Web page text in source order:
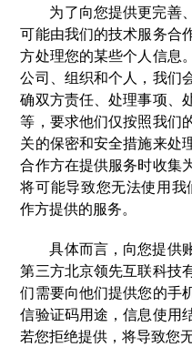
为了向您提供更完善
可能由我们的技术服务合
方处理您的某些个人信息
公司、组织和个人，我们
确双方责任、处理事项、
等，要求他们仅按照我们
关的保密和安全措施来处
合作方在提供服务时收集
将可能导致您无法使用
作方提供的服务。
具体而言，向您提供
第三方北京领先互联科技
们需要向他们提供您的手
信验证码用途，信息使用
若您拒绝提供，将导致您